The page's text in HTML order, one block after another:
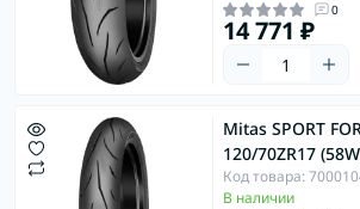
0
14 771 ₽
Mitas SPORT
120/70ZR17
Код товара:
В наличии